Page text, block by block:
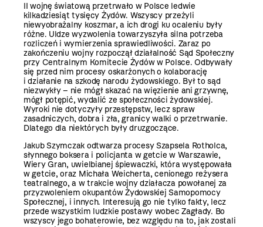
II wojnę światową przetrwało w Polsce ledwie
kilkadziesiąt tysięcy Żydów. Wszyscy przeżyli
niewyobrażalny koszmar, a ich drogi ku ocaleniu były
różne. Uldze wyzwolenia towarzyszyła silna potrzeba
rozliczeń i wymierzenia sprawiedliwości. Zaraz po
zakończeniu wojny rozpoczął działalność Sąd Społeczny
przy Centralnym Komitecie Żydów w Polsce. Odbywały
się przed nim procesy oskarżonych o kolaborację
i działanie na szkodę narodu żydowskiego. Był to sąd
niezwykły – nie mógł skazać na więzienie ani grzywnę,
mógł potępić, wydalić ze społeczności żydowskiej.
Wyroki nie dotyczyły przestępstw, lecz spraw
zasadniczych, dobra i zła, granicy walki o przetrwanie.
Dlatego dla niektórych były druzgoczące.
Jakub Szymczak odtwarza procesy Szapsela Rotholca,
słynnego boksera i policjanta w getcie w Warszawie,
Wiery Gran, uwielbianej śpiewaczki, która występowała
w getcie, oraz Michała Weicherta, cenionego reżysera
teatralnego, a w trakcie wojny działacza powołanej za
przyzwoleniem okupantów Żydowskiej Samopomocy
Społecznej, i innych. Interesują go nie tylko fakty, lecz
przede wszystkim ludzkie postawy wobec Zagłady. Bo
wszyscy jego bohaterowie, bez względu na to, jak zostali